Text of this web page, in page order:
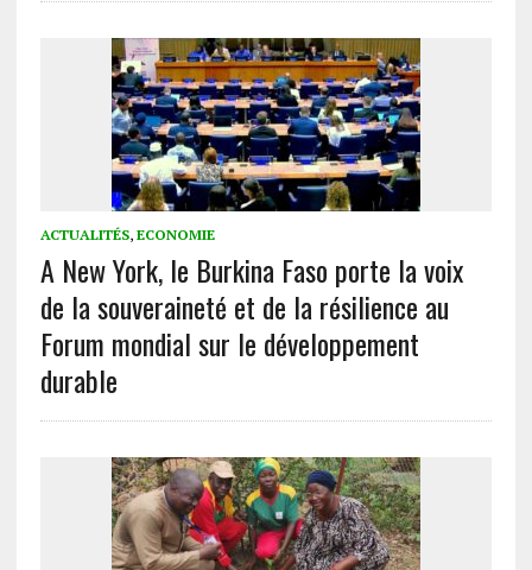
ACTUALITÉS, ECONOMIE
A New York, le Burkina Faso porte la voix
de la souveraineté et de la résilience au
Forum mondial sur le développement
durable